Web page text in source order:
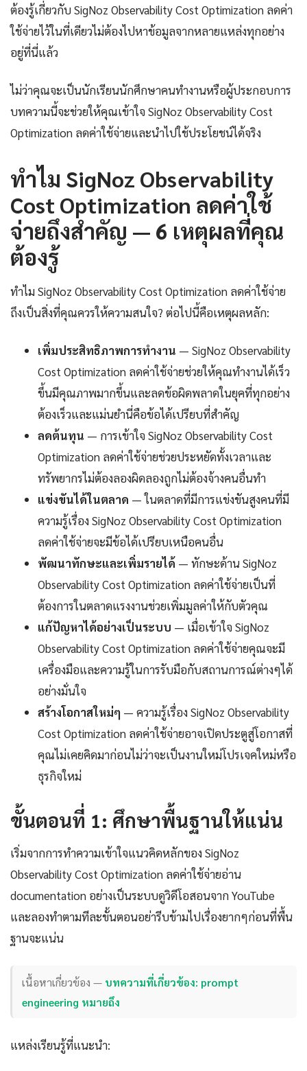
ต้องรู้เกี่ยวกับ SigNoz Observability Cost Optimization ลดค่า
ใช้จ่ายไว้ในที่เดียวไม่ต้องไปหาข้อมูลจากหลายแหล่งทุกอย่าง
อยู่ที่นี่แล้ว
ไม่ว่าคุณจะเป็นนักเรียนนักศึกษาคนทำงานหรือผู้ประกอบการ
บทความนี้จะช่วยให้คุณเข้าใจ SigNoz Observability Cost
Optimization ลดค่าใช้จ่ายและนำไปใช้ประโยชน์ได้จริง
ทำไม SigNoz Observability
Cost Optimization ลดค่าใช้
จ่ายถึงสำคัญ — 6 เหตุผลที่คุณ
ต้องรู้
ทำไม SigNoz Observability Cost Optimization ลดค่าใช้จ่าย
ถึงเป็นสิ่งที่คุณควรให้ความสนใจ? ต่อไปนี้คือเหตุผลหลัก:
เพิ่มประสิทธิภาพการทำงาน — SigNoz Observability
Cost Optimization ลดค่าใช้จ่ายช่วยให้คุณทำงานได้เร็ว
ขึ้นมีคุณภาพมากขึ้นและลดข้อผิดพลาดในยุคที่ทุกอย่าง
ต้องเร็วและแม่นยำนี่คือข้อได้เปรียบที่สำคัญ
ลดต้นทุน — การเข้าใจ SigNoz Observability Cost
Optimization ลดค่าใช้จ่ายช่วยประหยัดทั้งเวลาและ
ทรัพยากรไม่ต้องลองผิดลองถูกไม่ต้องจ้างคนอื่นทำ
แข่งขันได้ในตลาด — ในตลาดที่มีการแข่งขันสูงคนที่มี
ความรู้เรื่อง SigNoz Observability Cost Optimization
ลดค่าใช้จ่ายจะมีข้อได้เปรียบเหนือคนอื่น
พัฒนาทักษะและเพิ่มรายได้ — ทักษะด้าน SigNoz
Observability Cost Optimization ลดค่าใช้จ่ายเป็นที่
ต้องการในตลาดแรงงานช่วยเพิ่มมูลค่าให้กับตัวคุณ
แก้ปัญหาได้อย่างเป็นระบบ — เมื่อเข้าใจ SigNoz
Observability Cost Optimization ลดค่าใช้จ่ายคุณจะมี
เครื่องมือและความรู้ในการรับมือกับสถานการณ์ต่างๆได้
อย่างมั่นใจ
สร้างโอกาสใหม่ๆ — ความรู้เรื่อง SigNoz Observability
Cost Optimization ลดค่าใช้จ่ายอาจเปิดประตูสู่โอกาสที่
คุณไม่เคยคิดมาก่อนไม่ว่าจะเป็นงานใหม่โปรเจคใหม่หรือ
ธุรกิจใหม่
ขั้นตอนที่ 1: ศึกษาพื้นฐานให้แน่น
เริ่มจากการทำความเข้าใจแนวคิดหลักของ SigNoz
Observability Cost Optimization ลดค่าใช้จ่ายอ่าน
documentation อย่างเป็นระบบดูวิดีโอสอนจาก YouTube
และลองทำตามทีละขั้นตอนอย่ารีบข้ามไปเรื่องยากๆก่อนที่พื้น
ฐานจะแน่น
เนื้อหาเกี่ยวข้อง — บทความที่เกี่ยวข้อง: prompt
engineering หมายถึง
แหล่งเรียนรู้ที่แนะนำ: